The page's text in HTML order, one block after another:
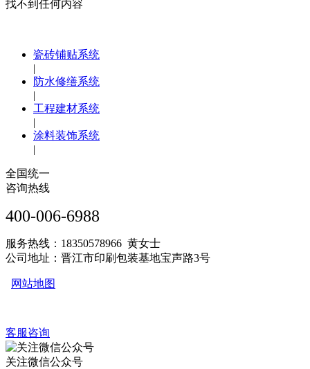
找不到任何内容
瓷砖铺贴系统
|
防水修缮系统
|
工程建材系统
|
涂料装饰系统
|
全国统一
咨询热线
400-006-6988
服务热线：18350578966 黄女士
公司地址：晋江市印刷包装基地宝声路3号
网站地图
客服咨询
关注微信公众号